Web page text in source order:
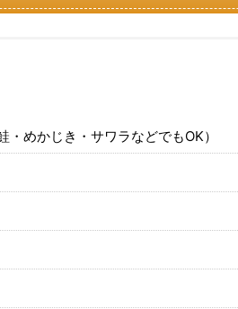
めかじき・サワラなどでもOK）